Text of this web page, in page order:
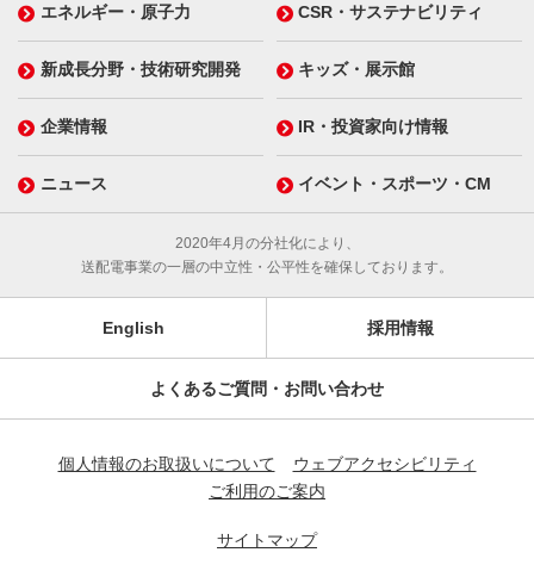
エネルギー・原子力 CSR・サステナビリティ
新成長分野・技術研究開発 キッズ・展示館
企業情報 IR・投資家向け情報
ニュース イベント・スポーツ・CM
2020年4月の分社化により、
送配電事業の一層の中立性・公平性を確保しております。
English 採用情報
よくあるご質問・お問い合わせ
個人情報のお取扱いについて
ウェブアクセシビリティ
ご利用のご案内
サイトマップ